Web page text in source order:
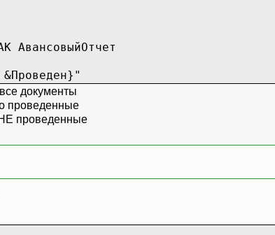
документы
проведенные
проведенные